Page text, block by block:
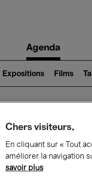
navigationAgenda
Expositions Films
Ce
Chers visiteurs,
En cliquant sur « Tout
améliorer la navigation
savoir plus